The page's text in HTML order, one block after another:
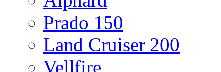
Prado 150
Land Cruiser 200
Vellfire